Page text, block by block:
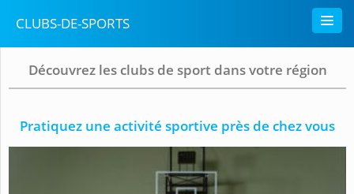
CLUBS-DE-SPORTS
Découvrez les clubs de sport dans votre région
Pratiquez une activité sportive près de chez vous